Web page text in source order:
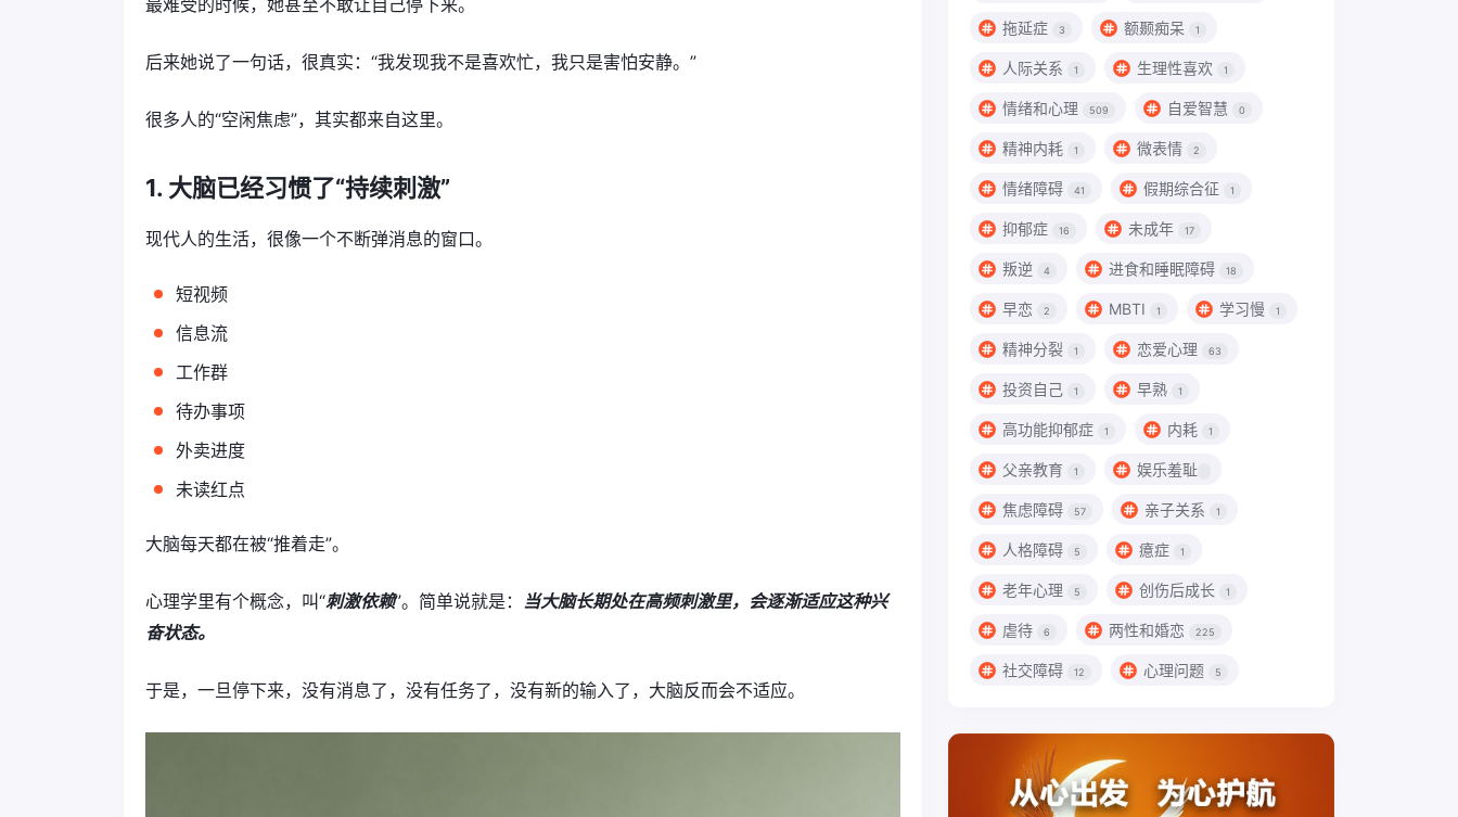
后来她说了一句话，很真实：“我发现我不是喜欢忙，我只是害怕安静。”
很多人的“空闲焦虑”，其实都来自这里。
1. 大脑已经习惯了“持续刺激”
现代人的生活，很像一个不断弹消息的窗口。
短视频
信息流
工作群
待办事项
外卖进度
未读红点
大脑每天都在被“推着走”。
心理学里有个概念，叫“刺激依赖”。简单说就是： 当大脑长期处在高频刺激里，会逐渐适应这种兴
奋状态。
于是，一旦停下来，没有消息了，没有任务了，没有新的输入了，大脑反而会不适应。
拖延症 3 额颞痴呆 1
人际关系 1 生理性喜欢 1
情绪和心理 509 自爱智慧 0
精神内耗 1 微表情 2
情绪障碍 41 假期综合征 1
抑郁症 16 未成年 17
叛逆 4 进食和睡眠障碍 18
早恋 2 MBTI 1 学习慢 1
精神分裂 1 恋爱心理 63
投资自己 1 早熟 1
高功能抑郁症 1 内耗 1
父亲教育 1 娱乐羞耻
焦虑障碍 57 亲子关系 1
人格障碍 5 癔症 1
老年心理 5 创伤后成长 1
虐待 6 两性和婚恋 225
社交障碍 12 心理问题 5